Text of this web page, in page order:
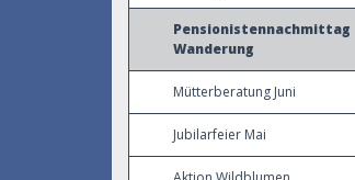
Pensionistennachmittag
Wanderung
Mütterberatung Juni
Jubilarfeier Mai